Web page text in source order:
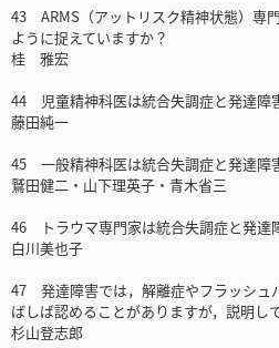
43 ARMS（アットリスク精神状態）専
ように捉えていますか？
桂 雅宏
44 児童精神科医は統合失調症と発達障
藤田純一
45 一般精神科医は統合失調症と発達障
鷲田健二・山下理英子・青木省三
46 トラウマ専門家は統合失調症と発達
白川美也子
47 発達障害では，解離症やフラッシュ
ばしば認めることがありますが，説明し
杉山登志郎